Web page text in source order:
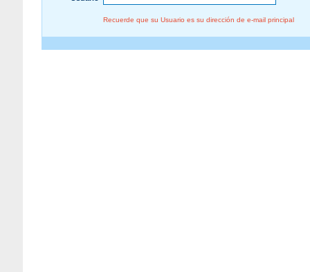
Recuerde que su Usuario es su dirección de e-mail principal